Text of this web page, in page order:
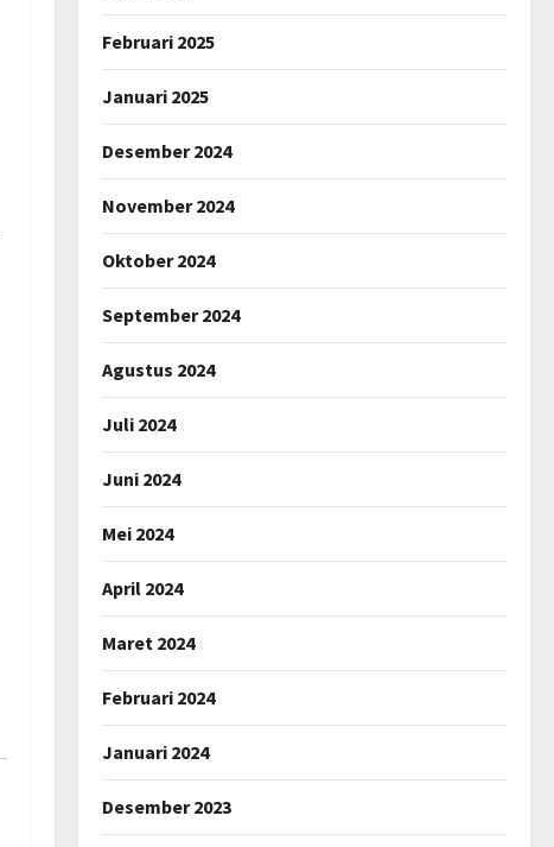
Februari 2025
Januari 2025
Desember 2024
November 2024
Oktober 2024
September 2024
Agustus 2024
Juli 2024
Juni 2024
Mei 2024
April 2024
Maret 2024
Februari 2024
Januari 2024
Desember 2023